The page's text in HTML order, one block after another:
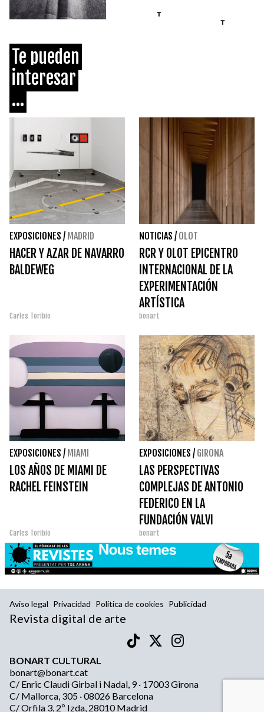
Te pueden
interesar
...
EXPOSICIONES / MADRID
HACER Y AZAR DE NAVARRO
BALDEWEG
Carles Toribio
NOTICIAS / OLOT
RCR Y OLOT EPICENTRO
INTERNACIONAL DE LA
EXPERIMENTACIÓN
ARTÍSTICA
bonart
EXPOSICIONES / MIAMI
LOS AÑOS DE MIAMI DE
RACHEL FEINSTEIN
Carles Toribio
EXPOSICIONES / GIRONA
LAS PERSPECTIVAS
COMPLEJAS DE ANTONIO
FEDERICO EN LA
FUNDACIÓN VALVI
bonart
Aviso legal Privacidad Política de cookies Publicidad
Revista digital de arte
BONART CULTURAL
bonart@bonart.cat
C/ Enric Claudi Girbal i Nadal, 9 · 17003 Girona
C/ Mallorca, 305 · 08026 Barcelona
C/ Orfila 3, 2º Izda, 28010 Madrid